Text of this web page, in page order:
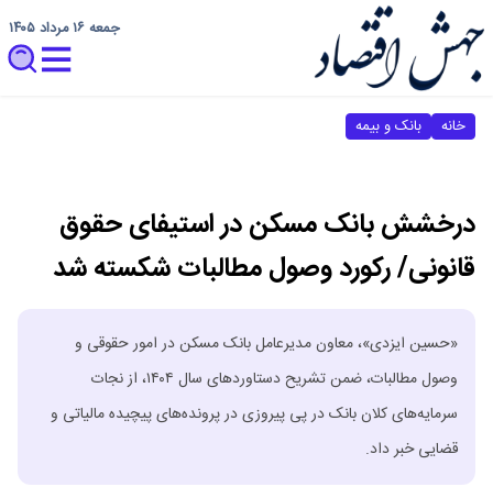
جمعه ۱۶ مرداد ۱۴۰۵
خانه بانک و بیمه
درخشش بانک مسکن در استیفای حقوق
قانونی/ رکورد وصول مطالبات شکسته شد
«حسین ایزدی»، معاون مدیرعامل بانک مسکن در امور حقوقی و
وصول مطالبات، ضمن تشریح دستاوردهای سال ۱۴۰۴، از نجات
سرمایه‌های کلان بانک در پی پیروزی در پرونده‌های پیچیده مالیاتی و
قضایی خبر داد.